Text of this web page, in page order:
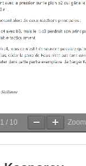
1 / 10 Zoom